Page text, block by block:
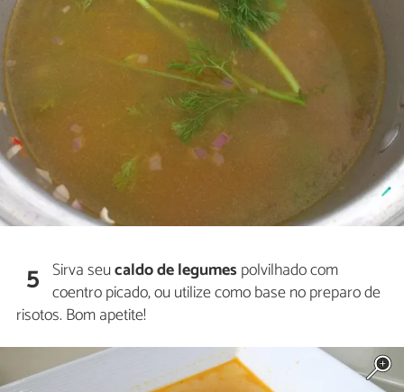
5 Sirva seucaldo de legumes polvilhado com
coentro picado, ou utilize como base no preparo de
risotos. Bom apetite!